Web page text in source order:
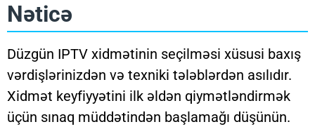
Nəticə
Düzgün IPTV xidmətinin seçilməsi xüsusi baxış
vərdişlərinizdən və texniki tələblərdən asılıdır.
Xidmət keyfiyyətini ilk əldən qiymətləndirmək
üçün sınaq müddətindən başlamağı düşünün.